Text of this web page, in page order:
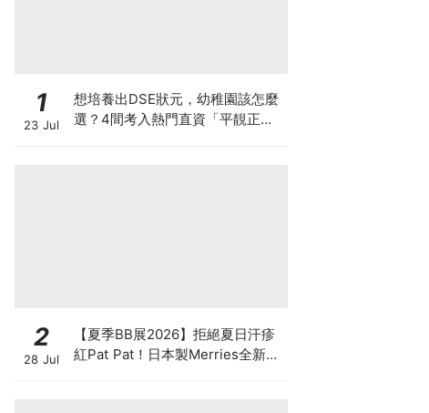
1
23 Jul
想培養出DSE狀元，幼稚園該怎麼
選？4間考入熱門直資「平靚正」
2
28 Jul
【夏季BB展2026】拒絕夏日汗疹
紅Pat Pat！日本製Merries全新超